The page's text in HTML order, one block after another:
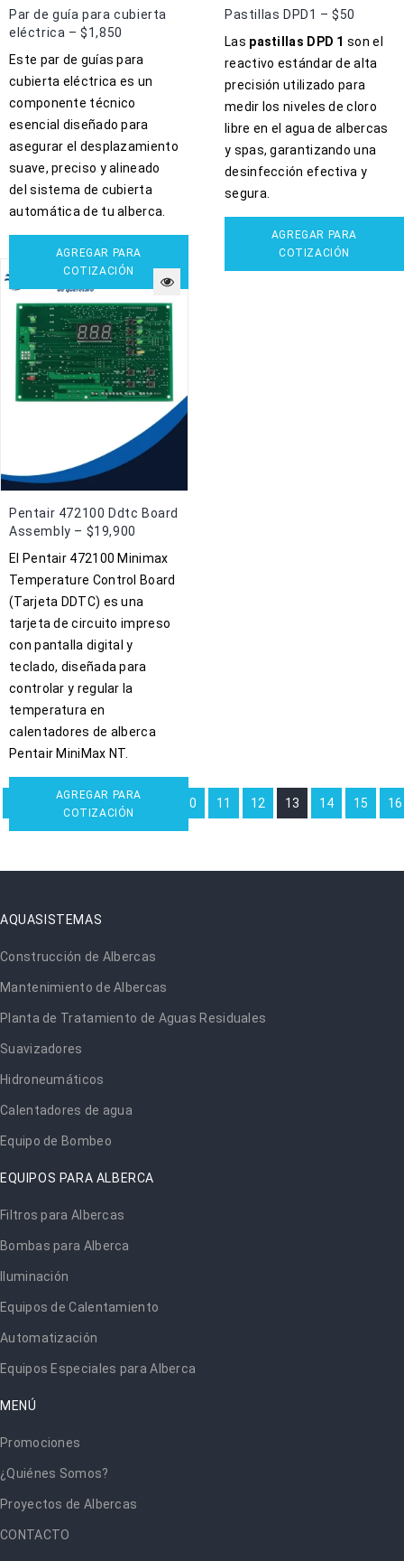
Par de guía para cubierta
eléctrica – $1,850
Este par de guías para
cubierta eléctrica es un
componente técnico
esencial diseñado para
asegurar el desplazamiento
suave, preciso y alineado
del sistema de cubierta
automática de tu alberca.
AGREGAR PARA
COTIZACIÓN
Pastillas DPD1 – $50
Las pastillas DPD 1 son el
reactivo estándar de alta
precisión utilizado para
medir los niveles de cloro
libre en el agua de albercas
y spas, garantizando una
desinfección efectiva y
segura.
AGREGAR PARA
COTIZACIÓN
Pentair 472100 Ddtc Board
Assembly – $19,900
El Pentair 472100 Minimax
Temperature Control Board
(Tarjeta DDTC) es una
tarjeta de circuito impreso
con pantalla digital y
teclado, diseñada para
controlar y regular la
temperatura en
calentadores de alberca
Pentair MiniMax NT.
AGREGAR PARA
COTIZACIÓN
1 2 3 10 11 12 13 14 15 16
AQUASISTEMAS
Construcción de Albercas
Mantenimiento de Albercas
Planta de Tratamiento de Aguas Residuales
Suavizadores
Hidroneumáticos
Calentadores de agua
Equipo de Bombeo
EQUIPOS PARA ALBERCA
Filtros para Albercas
Bombas para Alberca
Iluminación
Equipos de Calentamiento
Automatización
Equipos Especiales para Alberca
MENÚ
Promociones
¿Quiénes Somos?
Proyectos de Albercas
CONTACTO